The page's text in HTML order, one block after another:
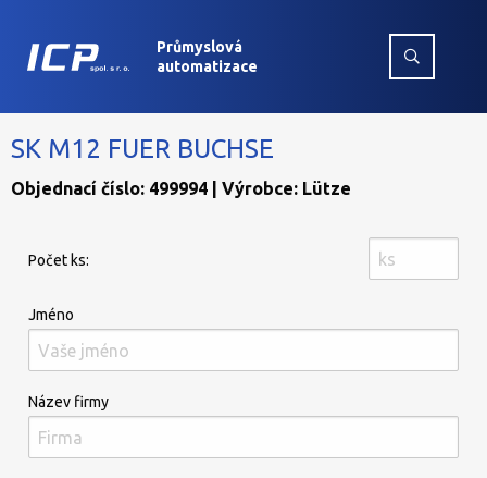
Průmyslová
automatizace
SK M12 FUER BUCHSE
Objednací číslo: 499994 | Výrobce: Lütze
Počet ks:
Jméno
Název firmy